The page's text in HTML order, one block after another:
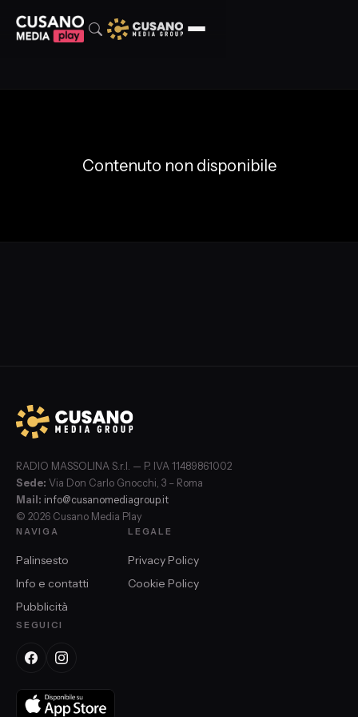
Contenuto non disponibile
RADIO MASSOLINA S.r.l. — P. IVA 11489861002
Sede: Via Don Carlo Gnocchi, 3 – Roma
Mail: info@cusanomediagroup.it
© 2026 Cusano Media Play
NAVIGA
Palinsesto
Info e contatti
Pubblicità
LEGALE
Privacy Policy
Cookie Policy
SEGUICI